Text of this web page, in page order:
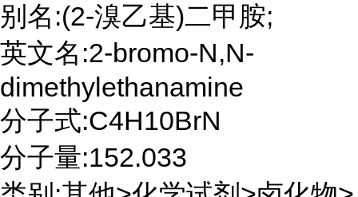
别名:(2-溴乙基)二甲胺;
英文名:2-bromo-N,N-
dimethylethanamine
分子式:C4H10BrN
分子量:152.033